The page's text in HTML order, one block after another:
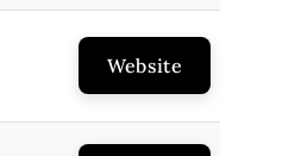
Website